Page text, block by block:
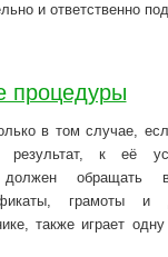
и ответственно
процедуры
в том случае,
результат, к её
должен обращать
грамоты и
также играет